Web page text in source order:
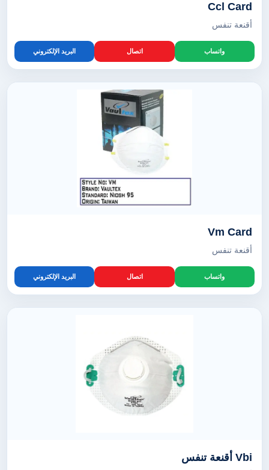
Ccl Card
أقنعة تنفس
واتساب اتصال البريد الإلكتروني
Vm Card
أقنعة تنفس
واتساب اتصال البريد الإلكتروني
Vbi أقنعة تنفس